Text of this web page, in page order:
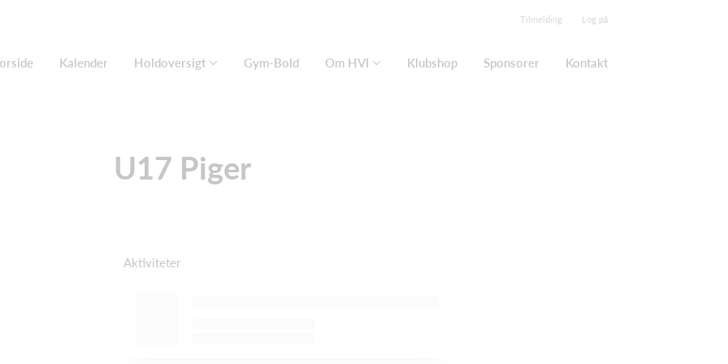
Tilmelding Log på
Kalender Holdoversigt Gym-Bold Om HVI Klubshop Sponsorer Kontakt
U17 Piger
Aktiviteter